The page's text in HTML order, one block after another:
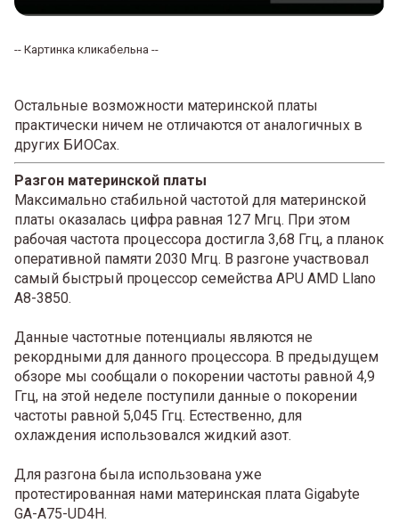
-- Картинка кликабельна --
Остальные возможности материнской платы
практически ничем не отличаются от аналогичных в
других БИОСах.
Разгон материнской платы
Максимально стабильной частотой для материнской
платы оказалась цифра равная 127 Мгц. При этом
рабочая частота процессора достигла 3,68 Ггц, а планок
оперативной памяти 2030 Мгц. В разгоне участвовал
самый быстрый процессор семейства APU AMD Llano
A8-3850.
Данные частотные потенциалы являются не
рекордными для данного процессора. В предыдущем
обзоре мы сообщали о покорении частоты равной 4,9
Ггц, на этой неделе поступили данные о покорении
частоты равной 5,045 Ггц. Естественно, для
охлаждения использовался жидкий азот.
Для разгона была использована уже
протестированная нами материнская плата Gigabyte
GA-A75-UD4H.